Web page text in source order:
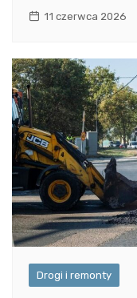
11 czerwca 2026
Drogi i remonty